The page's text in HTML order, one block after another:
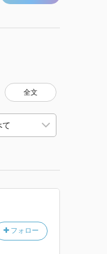
全文
フォロー